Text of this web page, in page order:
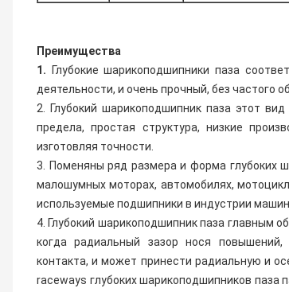
Преимущества
1.
Глубокие шарикоподшипники паза
деятельности, и очень прочный, без частого
2. Глубокий шарикоподшипник паза этот
предела, простая структура, низкие
изготовляя точности.
3. Поменяны ряд размера и форма глубоких
малошумных моторах, автомобилях,
используемые подшипники в индустрии
4. Глубокий шарикоподшипник паза главным
когда радиальный зазор нося
контакта, и может принести радиальную и
raceways глубоких шарикоподшипников паза